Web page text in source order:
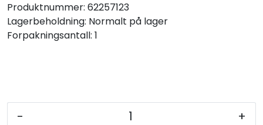
Produktnummer: 62257123
Lagerbeholdning: Normalt på lager
Forpakningsantall: 1
- +